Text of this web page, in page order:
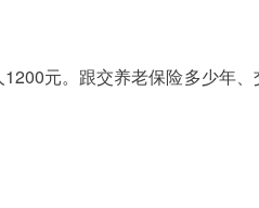
元。跟交养老保险多少年